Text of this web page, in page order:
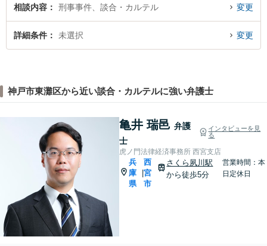
相談内容 刑事事件、談合・カルテル 変更
詳細条件 未選択 変更
神戸市東灘区から近い談合・カルテルに強い弁護士
亀井 瑞邑 弁護
士
インタビューを見
る
虎ノ門法律経済事務所 西宮支店
兵
庫
県
|
西
宮
市
さくら夙川駅
から徒歩5分
営業時間：本
日定休日